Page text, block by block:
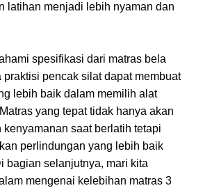
latihan menjadi lebih nyaman dan
spesifikasi dari matras bela
praktisi pencak silat dapat membuat
lebih baik dalam memilih alat
yang tepat tidak hanya akan
kenyamanan saat berlatih tetapi
perlindungan yang lebih baik
bagian selanjutnya, mari kita
mengenai kelebihan matras 3